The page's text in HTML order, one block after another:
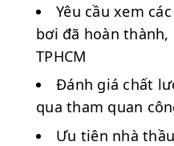
Yêu cầu xem
bơi đã hoàn
TPHCM
Đánh giá chất
qua tham quan
Ưu tiên nhà